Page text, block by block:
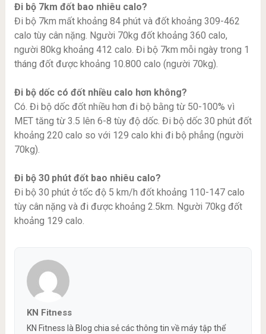
Đi bộ 7km đốt bao nhiêu calo?
Đi bộ 7km mất khoảng 84 phút và đốt khoảng 309-462
calo tùy cân nặng. Người 70kg đốt khoảng 360 calo,
người 80kg khoảng 412 calo. Đi bộ 7km mỗi ngày trong 1
tháng đốt được khoảng 10.800 calo (người 70kg).
Đi bộ dốc có đốt nhiều calo hơn không?
Có. Đi bộ dốc đốt nhiều hơn đi bộ bằng từ 50-100% vì
MET tăng từ 3.5 lên 6-8 tùy độ dốc. Đi bộ dốc 30 phút đốt
khoảng 220 calo so với 129 calo khi đi bộ phẳng (người
70kg).
Đi bộ 30 phút đốt bao nhiêu calo?
Đi bộ 30 phút ở tốc độ 5 km/h đốt khoảng 110-147 calo
tùy cân nặng và đi được khoảng 2.5km. Người 70kg đốt
khoảng 129 calo.
KN Fitness
KN Fitness là Blog chia sẻ các thông tin về máy tập thể